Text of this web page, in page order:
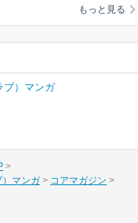
もっと見る
ブ）マンガ
）マンガ
コアマガジン